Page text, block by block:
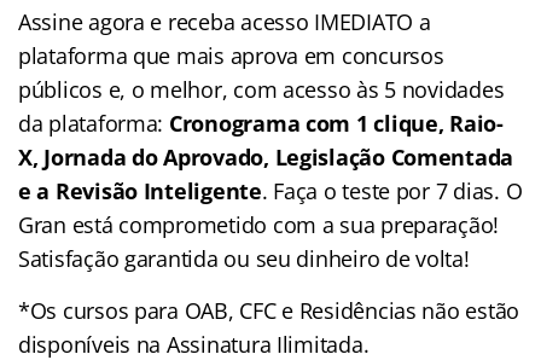
Assine agora e receba acesso IMEDIATO a
plataforma que mais aprova em concursos
públicos e, o melhor, com acesso às 5 novidades
da plataforma: Cronograma com 1 clique, Raio-
X, Jornada do Aprovado, Legislação Comentada
e a Revisão Inteligente. Faça o teste por 7 dias. O
Gran está comprometido com a sua preparação!
Satisfação garantida ou seu dinheiro de volta!
*Os cursos para OAB, CFC e Residências não estão
disponíveis na Assinatura Ilimitada.